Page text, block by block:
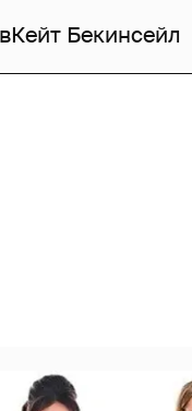
Кейт Бекинсейл